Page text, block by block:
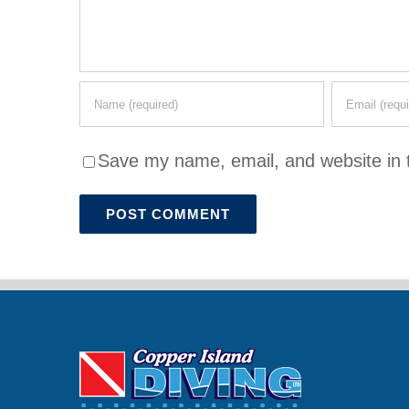
Save my name, email, and website